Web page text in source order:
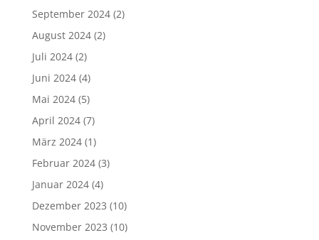
September 2024(2)
August 2024(2)
Juli 2024(2)
Juni 2024(4)
Mai 2024(5)
April 2024(7)
März 2024(1)
Februar 2024(3)
Januar 2024(4)
Dezember 2023 (10)
November 2023 (10)